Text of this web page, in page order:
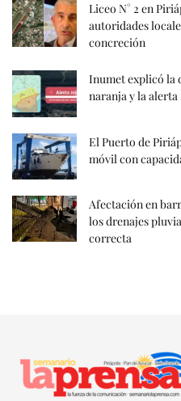
Liceo N° 2 en
autoridades
concreción
Inumet explicó la
naranja y la
El Puerto de
móvil con
Afectación en
los drenajes
correcta